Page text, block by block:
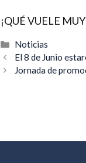
¡QUÉ VUELE
Categorías
Noticias
Navegación
de
El 8 de Junio
Jornada de